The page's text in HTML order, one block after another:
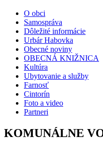
O obci
Samospráva
Dôležité informácie
Urbár Habovka
Obecné noviny
OBECNÁ KNIŽNICA
Kultúra
Ubytovanie a služby
Farnosť
Cintorín
Foto a video
Partneri
KOMUNÁLNE